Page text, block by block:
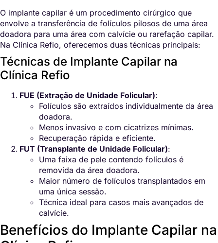
O implante capilar é um procedimento cirúrgico que
envolve a transferência de folículos pilosos de uma área
doadora para uma área com calvície ou rarefação capilar.
Na Clínica Refio, oferecemos duas técnicas principais:
Técnicas de Implante Capilar na
Clínica Refio
FUE (Extração de Unidade Folicular):
Folículos são extraídos individualmente da área
doadora.
Menos invasivo e com cicatrizes mínimas.
Recuperação rápida e eficiente.
FUT (Transplante de Unidade Folicular):
Uma faixa de pele contendo folículos é
removida da área doadora.
Maior número de folículos transplantados em
uma única sessão.
Técnica ideal para casos mais avançados de
calvície.
Benefícios do Implante Capilar na